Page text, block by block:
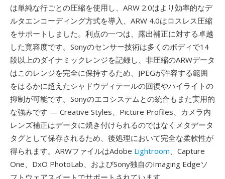
は単純な行ごとの圧縮を使用し、ARW 2.0はより効率的なデ
ルタエンコーディング方式を導入、ARW 4.0はロスレス圧縮
をサポートしました。利点の一つは、露出補正に対する卓越
した寛容度です。Sonyのセンサー技術は多くのボディで14
段以上のダイナミックレンジを記録し、非圧縮のARWデータ
はこのレンジを完全に保持するため、JPEGが許容する範囲
をはるかに超えたシャドウディテールの回復やハイライトの
抑制が可能です。Sonyのエコシステムとの統合もまた実用的
な強みです — Creative Styles、Picture Profiles、カメラ内
レンズ補正はデータに焼き付けられるのではなくメタデータ
タグとして保存されるため、後処理において完全な柔軟性が
得られます。ARWファイルはAdobe Lightroom、Capture
One、DxO PhotoLab、およびSony独自のImaging Edgeソ
フトウェアスイートでサポートされています。